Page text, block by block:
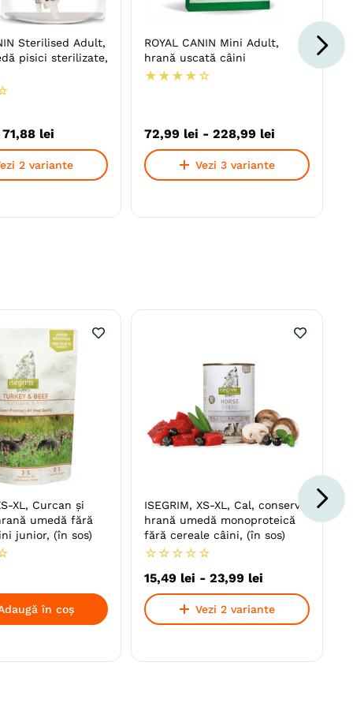
Sterilised Adult,
pisici sterilizate,
71,88 lei
2 variante
ROYAL CANIN Mini Adult,
hrană uscată câini
★ ★ ★ ★ ☆
72,99 lei - 228,99 lei
Vezi 3 variante
XL, Curcan și
umedă fără
junior, (în sos)
în coș
ISEGRIM, XS-XL, Cal, conservă
hrană umedă monoproteică
fără cereale câini, (în sos)
☆ ☆ ☆ ☆ ☆
15,49 lei - 23,99 lei
Vezi 2 variante